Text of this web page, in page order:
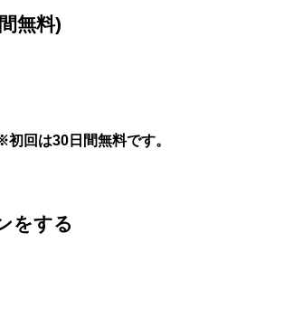
無料)
回は30日間無料です。
をする